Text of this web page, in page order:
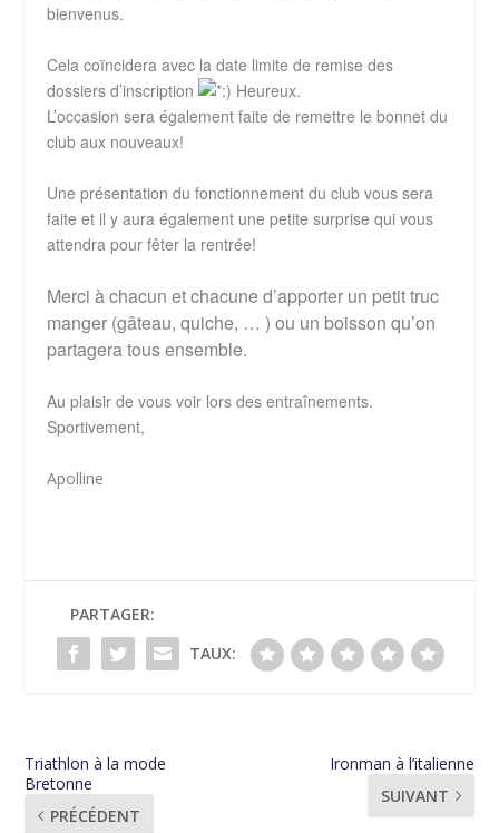
bienvenus.
Cela coïncidera avec la date limite de remise des
dossiers d’inscription
.
L’occasion sera également faite de remettre le bonnet du
club aux nouveaux!
Une présentation du fonctionnement du club vous sera
faite et il y aura également une petite surprise qui vous
attendra pour fêter la rentrée!
Merci à chacun et chacune d’apporter un petit truc
manger (gâteau, quiche, … ) ou un boisson qu’on
partagera tous ensemble.
Au plaisir de vous voir lors des entraînements.
Sportivement,
Apolline
PARTAGER:
TAUX:
Triathlon à la mode
Bretonne
PRÉCÉDENT
Ironman à l’italienne
SUIVANT